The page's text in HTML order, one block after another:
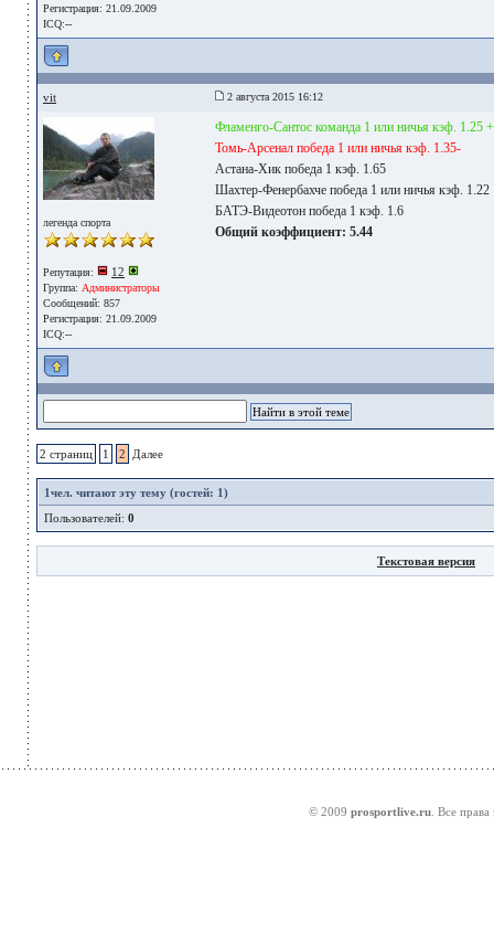
Регистрация: 21.09.2009
ICQ:--
vit 2 августа 2015 16:12
легенда спорта
Репутация: 12
Группа: Администраторы
Сообщений: 857
Регистрация: 21.09.2009
ICQ:--
Фламенго-Сантос команда 1 или ничья кэф. 1.25 +
Томь-Арсенал победа 1 или ничья кэф. 1.35-
Астана-Хик победа 1 кэф. 1.65
Шахтер-Фенербахче победа 1 или ничья кэф. 1.22
БАТЭ-Видеотон победа 1 кэф. 1.6
Общий коэффициент: 5.44
2 страниц 1 2 Далее
1чел. читают эту тему (гостей: 1)
Пользователей: 0
Текстовая версия
© 2009 prosportlive.ru . Все